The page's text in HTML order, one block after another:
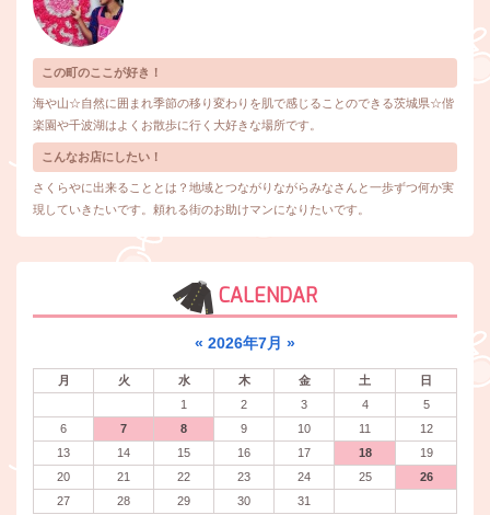
この町のここが好き！
海や山☆自然に囲まれ季節の移り変わりを肌で感じることのできる茨城県☆偕
楽園や千波湖はよくお散歩に行く大好きな場所です。
こんなお店にしたい！
さくらやに出来ることとは？地域とつながりながらみなさんと一歩ずつ何か実
現していきたいです。頼れる街のお助けマンになりたいです。
CALENDAR
« 2026年7月 »
月 火 水 木 金 土
日
1
2 3 4
5
6
7 8 9 10 11
12
13
14 15 16 17 18
19
20
21 22 23 24 25
26
27
28 29 30 31